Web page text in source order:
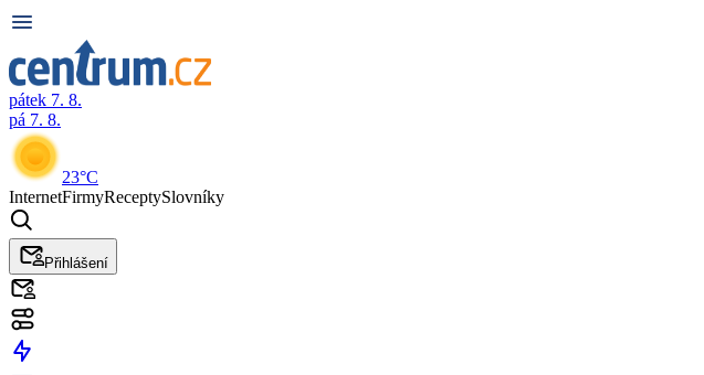
pátek 7. 8.
pá 7. 8.
23°C
InternetFirmyReceptySlovníky
Přihlášení